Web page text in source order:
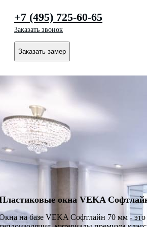
+7 (495) 725-60-65
Заказать звонок
Заказать замер
окна VEKA
на базе VEKA Софтлайн 70 мм -